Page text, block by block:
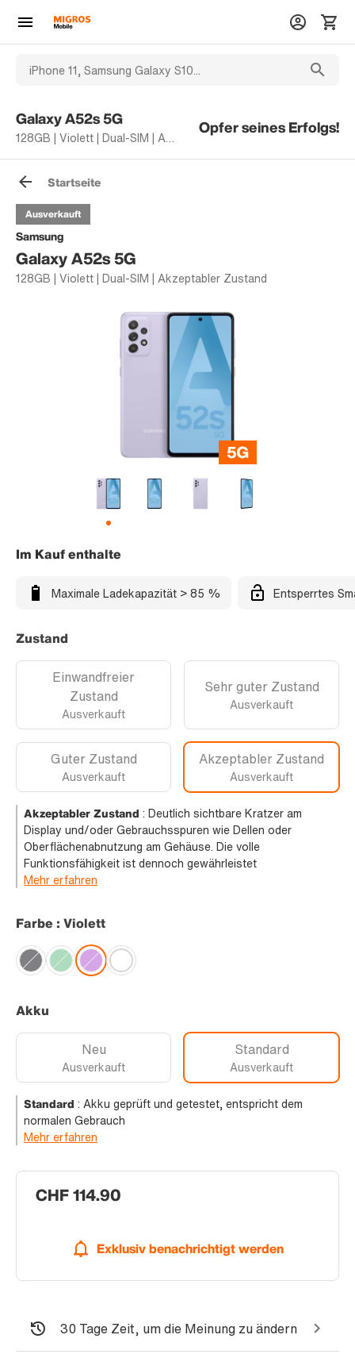
Galaxy A52s 5G
128GB | Violett | Dual-SIM | Akzeptabler Zustand
Opfer seines Erfolgs!
Startseite
Samsung
Galaxy A52s 5G
128GB | Violett | Dual-SIM | Akzeptabler Zustand
Ausverkauft
Im Kauf enthalte
Maximale Ladekapazität > 85 % Entsperrtes
CHF 114.90
Exklusiv benachrichtigt werden
Zustand
Einwandfreier
Zustand
Ausverkauft
Sehr guter Zustand
Ausverkauft
Guter Zustand
Ausverkauft
Akzeptabler Zustand
Ausverkauft
Akzeptabler Zustand : Deutlich sichtbare Kratzer am
Display und/oder Gebrauchsspuren wie Dellen oder
Oberflächenabnutzung am Gehäuse. Die volle
Funktionsfähigkeit ist dennoch gewährleistet
Mehr erfahren
Farbe : Violett
Akku
Neu
Ausverkauft
Standard
Ausverkauft
Standard : Akku geprüft und getestet, entspricht dem
normalen Gebrauch
Mehr erfahren
30 Tage Zeit, um die Meinung zu ändern